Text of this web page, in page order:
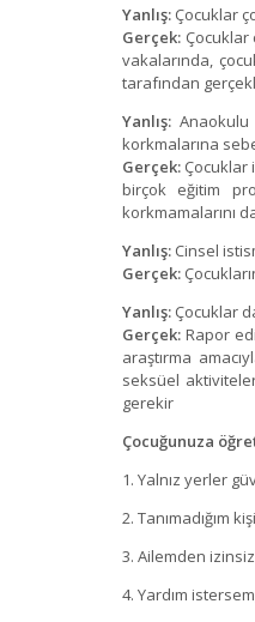
Yanlış: Çocuklar
Gerçek:
vakalarında,
tarafından
Yanlış:
korkmalarına
Gerçek: Çocuklar
birçok eğitim
korkmamalarını
Yanlış: Cinsel
Gerçek:
Yanlış: Çocuklar
Gerçek:Rapor
araştırma
seksüel
gerekir
Çocuğunuza
1. Yalnız yerler
2. Tanımadığım
3. Ailemden
4. Yardım